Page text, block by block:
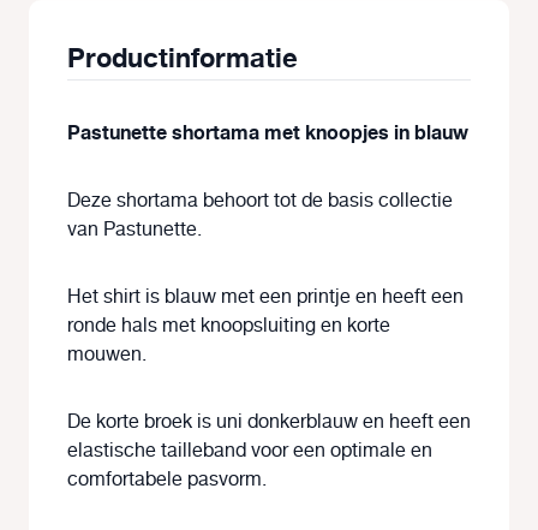
Productinformatie
Pastunette shortama met knoopjes in blauw
Deze shortama behoort tot de basis collectie
van Pastunette.
Het shirt is blauw met een printje en heeft een
ronde hals met knoopsluiting en korte
mouwen.
De korte broek is uni donkerblauw en heeft een
elastische tailleband voor een optimale en
comfortabele pasvorm.